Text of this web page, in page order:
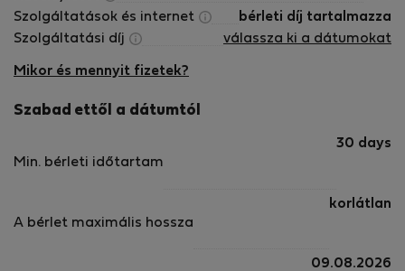
Szolgáltatások és internet
bérleti díj tartalmazza
Szolgáltatási díj
válassza ki a dátumokat
Mikor és mennyit fizetek?
Szabad ettől a dátumtól
Min. bérleti időtartam
30 days
A bérlet maximális hossza
korlátlan
09.08.2026